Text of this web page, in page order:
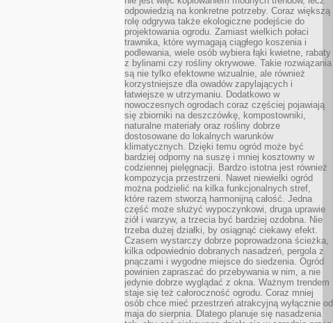
odpowiedzią na konkretne potrzeby. Coraz większą
rolę odgrywa także ekologiczne podejście do
projektowania ogrodu. Zamiast wielkich połaci
trawnika, które wymagają ciągłego koszenia i
podlewania, wiele osób wybiera łąki kwietne, rabaty
z bylinami czy rośliny okrywowe. Takie rozwiązania
są nie tylko efektowne wizualnie, ale również
korzystniejsze dla owadów zapylających i
łatwiejsze w utrzymaniu. Dodatkowo w
nowoczesnych ogrodach coraz częściej pojawiają
się zbiorniki na deszczówkę, kompostowniki,
naturalne materiały oraz rośliny dobrze
dostosowane do lokalnych warunków
klimatycznych. Dzięki temu ogród może być
bardziej odporny na suszę i mniej kosztowny w
codziennej pielęgnacji. Bardzo istotna jest również
kompozycja przestrzeni. Nawet niewielki ogród
można podzielić na kilka funkcjonalnych stref,
które razem stworzą harmonijną całość. Jedna
część może służyć wypoczynkowi, druga uprawie
ziół i warzyw, a trzecia być bardziej ozdobna. Nie
trzeba dużej działki, by osiągnąć ciekawy efekt.
Czasem wystarczy dobrze poprowadzona ścieżka,
kilka odpowiednio dobranych nasadzeń, pergola z
pnączami i wygodne miejsce do siedzenia. Ogród
powinien zapraszać do przebywania w nim, a nie
jedynie dobrze wyglądać z okna. Ważnym trendem
staje się też całoroczność ogrodu. Coraz mniej
osób chce mieć przestrzeń atrakcyjną wyłącznie od
maja do sierpnia. Dlatego planuje się nasadzenia